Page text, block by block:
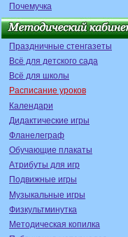
Почемучка
Праздничные стенгазеты
Всё для детского сада
Всё для школы
Расписание уроков
Календари
Дидактические игры
Фланелеграф
Обучающие плакаты
Атрибуты для игр
Подвижные игры
Музыкальные игры
Физкультминутка
Методическая копилка